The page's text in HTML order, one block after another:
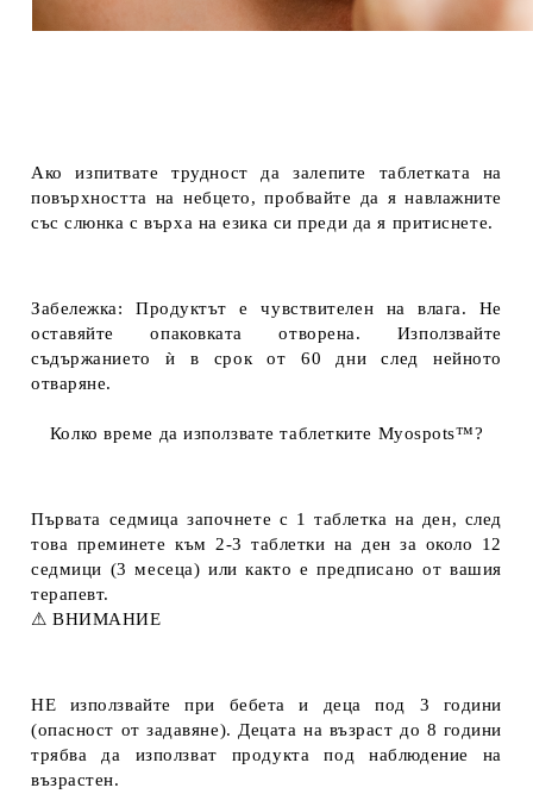
Ако изпитвате трудност да залепите таблетката на
повърхността на небцето, пробвайте да я навлажните
със слюнка с върха на езика си преди да я притиснете.
Забележка: Продуктът е чувствителен на влага. Не
оставяйте опаковката отворена. Използвайте
съдържанието ѝ в срок от 60 дни след нейното
отваряне.
Колко време да използвате таблетките Myospots™?
Първата седмица започнете с 1 таблетка на ден, след
това преминете към 2-3 таблетки на ден за около 12
седмици (3 месеца) или както е предписано от вашия
терапевт.
⚠ ВНИМАНИЕ
НЕ използвайте при бебета и деца под 3 години
(опасност от задавяне). Децата на възраст до 8 години
трябва да използват продукта под наблюдение на
възрастен.